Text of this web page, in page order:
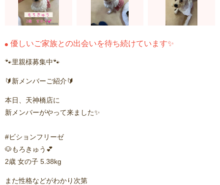
優しいご家族との出会いを待ち続けています✨
🐾里親様募集中🐾
🔰新メンバーご紹介🔰
本日、天神橋店に
新メンバーがやって来ました✨️
⁡#ビションフリーゼ
🐶もろきゅう💕
2歳 女の子 5.38kg
また性格などがわかり次第